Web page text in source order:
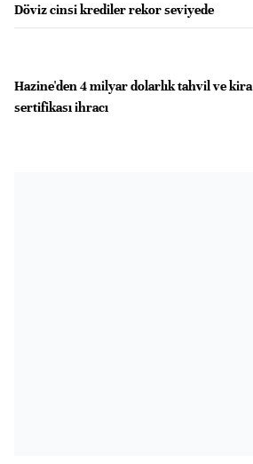
Döviz cinsi krediler rekor seviyede
Hazine'den 4 milyar dolarlık tahvil ve kira
sertifikası ihracı